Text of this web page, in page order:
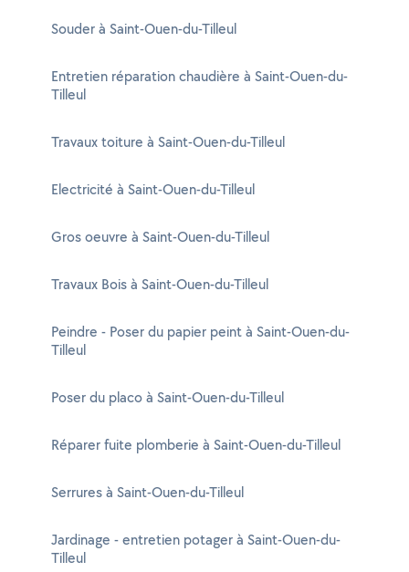
Souder à Saint-Ouen-du-Tilleul
Entretien réparation chaudière à Saint-Ouen-du-
Tilleul
Travaux toiture à Saint-Ouen-du-Tilleul
Electricité à Saint-Ouen-du-Tilleul
Gros oeuvre à Saint-Ouen-du-Tilleul
Travaux Bois à Saint-Ouen-du-Tilleul
Peindre - Poser du papier peint à Saint-Ouen-du-
Tilleul
Poser du placo à Saint-Ouen-du-Tilleul
Réparer fuite plomberie à Saint-Ouen-du-Tilleul
Serrures à Saint-Ouen-du-Tilleul
Jardinage - entretien potager à Saint-Ouen-du-
Tilleul